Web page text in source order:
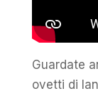
Guardate
ovetti di